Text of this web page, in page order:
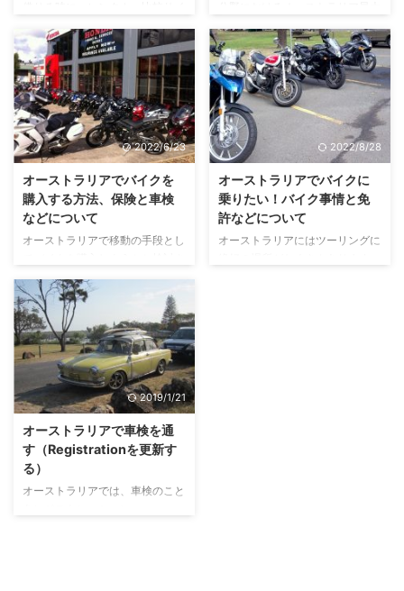
のは当たり前になっていますが、
レンタルバイクの料金比較サイト
があるのはあまり知られていませ
ん。 今回紹介するのは、レンタ
カーの格安比較サイトのバイク版
です。 バイクレンタル料金比較
サイトBikesBookingとは
国、2千以上の都市で。オートバ
イ、スクーター、４輪バギー
（ATV）、そして、自転車のレン
タルを予約できるサイトです。
GraysOnlineのネットオークショ
ンは利用者も多く、商品の種類も
豊富で、通常の市場価格よりも低
い業者価格で買うことができるの
でオーストラリアでは有名です。
GraysOnlineとは GraysOnline
は、100年以上に及ぶオークショ
らオンラインでのオークションを
開始しました。 GraysOnlineのオ
ークションサイトには、大量の産
業機 ...
2022/6/23
オーストラリアでバイクを
購入する方法、保険と車検
などについて
オーストラリアで移動の手段とし
れている方、または、バイクでオ
ーストラリアを周る旅をしようと
計画している方のために、バイク
の購入方法、そして、保険や車検
とその諸費用、維持費などににつ
いて説明します。 オーストラリ
アのバイク事情と免許について
は、「オーストラリアでバイクに
乗りたい！バイク事情と免許など
について」で説明しています。
オーストラリアで楽しいバイクラ
イフを送る為に、事前に購入に際
して必要な費用や手続きを理解し
2022/8/28
オーストラリアでバイクに
乗りたい！バイク事情と免
許などについて
オーストラリアにはツーリングに
2019/1/21
オーストラリアで車検を通
す（Registrationを更新す
る）
オーストラリアでは、車検のこと